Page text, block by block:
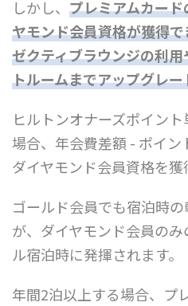
しかし、 プレミアムカー
ヤモンド会員資格が獲得
ゼクティブラウンジの利
トルームまでアップグレ
ヒルトンオナーズポイン
場合、年会費差額 - ポイ
ダイヤモンド会員資格を獲
ゴールド会員でも宿泊時
が、ダイヤモンド会員の
ル宿泊時に発揮されます。
年間2泊以上する場合、プ